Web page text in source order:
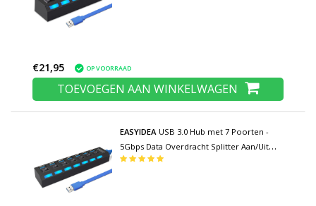
€21,95 OP VOORRAAD
TOEVOEGEN AAN WINKELWAGEN
EASYIDEA USB 3.0 Hub met 7 Poorten -
5Gbps Data Overdracht Splitter Aan/Uit
Schakelaar